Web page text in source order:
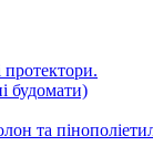
протектори.
будомати)
та